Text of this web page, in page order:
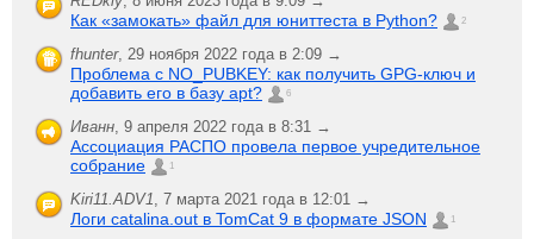
Как «замокать» файл для юниттеста в Python? 2
fhunter, 29 ноября 2022 года в 2:09 →
Проблема с NO_PUBKEY: как получить GPG-ключ и
добавить его в базу apt?
6
Иванн, 9 апреля 2022 года в 8:31 →
Ассоциация РАСПО провела первое учредительное
собрание
1
Kiri11.ADV1, 7 марта 2021 года в 12:01 →
Логи catalina.out в TomCat 9 в формате JSON 1